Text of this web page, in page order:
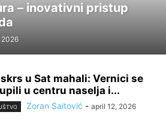
– inovativni pristup
u Sat mahali: Vernici se
u centru naselja i...
Zoran Saitović - april 12, 2026